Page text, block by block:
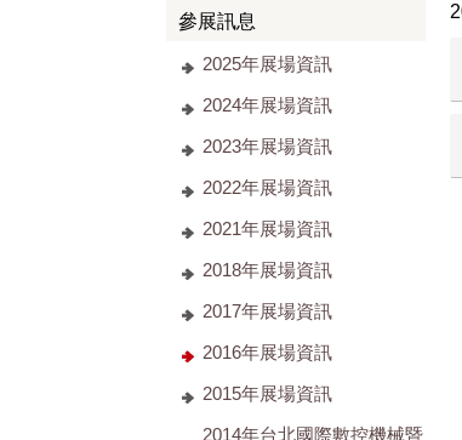
參展訊息
2025年展場資訊
2024年展場資訊
2023年展場資訊
2022年展場資訊
2021年展場資訊
2018年展場資訊
2017年展場資訊
2016年展場資訊
2015年展場資訊
2014年台北國際數控機械暨